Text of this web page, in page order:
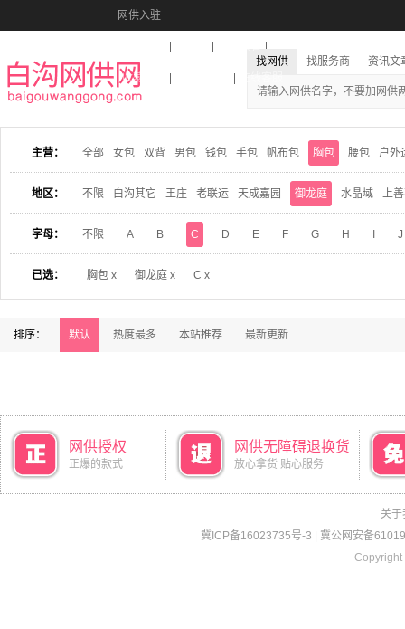
网供入驻
收藏本站
找网供 找服务商 资讯文
主营： 全部 女包 双背 男包 钱包 手包 帆布包 胸包 腰包 户外
地区： 不限 白沟其它 王庄 老联运 天成嘉园 御龙庭 水晶域 上
字母： 不限 A B C D E F G H J
已选： 胸包 x 御龙庭 x C x
排序： 默认 热度最多 本站推荐 最新更新
网供授权
正爆的款式
网供无障碍退换货
放心拿货 贴心服务
关于
冀ICP备16023735号-3
冀公网安备